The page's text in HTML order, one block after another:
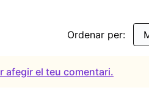
Ordenar per:
afegir el teu comentari.